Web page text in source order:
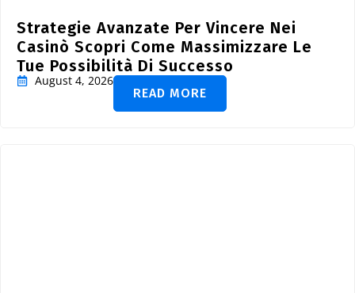
Strategie Avanzate Per Vincere Nei
Casinò Scopri Come Massimizzare Le
Tue Possibilità Di Successo
August 4, 2026
READ MORE